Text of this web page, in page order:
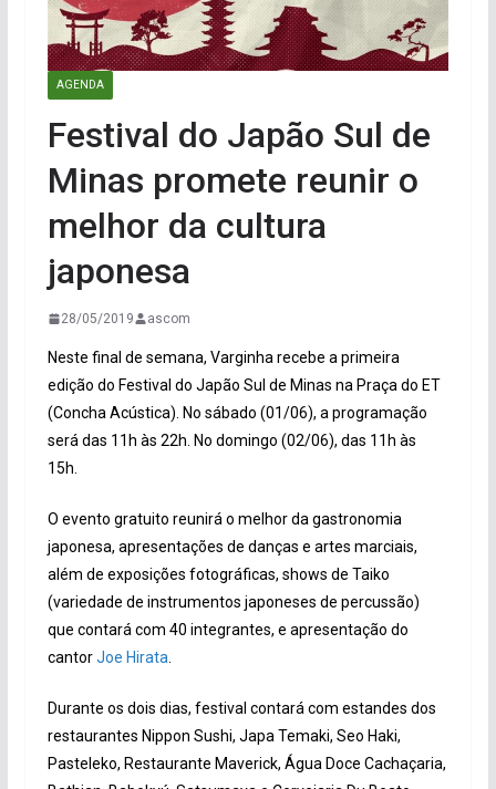
AGENDA
Festival do Japão Sul de
Minas promete reunir o
melhor da cultura
japonesa
28/05/2019 ascom
Neste final de semana, Varginha recebe a primeira
edição do Festival do Japão Sul de Minas na Praça do ET
(Concha Acústica). No sábado (01/06), a programação
será das 11h às 22h. No domingo (02/06), das 11h às
15h.
O evento gratuito reunirá o melhor da gastronomia
japonesa, apresentações de danças e artes marciais,
além de exposições fotográficas, shows de Taiko
(variedade de instrumentos japoneses de percussão)
que contará com 40 integrantes, e apresentação do
cantorJoe Hirata
Durante os dois dias, festival contará com estandes dos
restaurantes Nippon Sushi, Japa Temaki, Seo Haki,
Pasteleko, Restaurante Maverick, Água Doce Cachaçaria,